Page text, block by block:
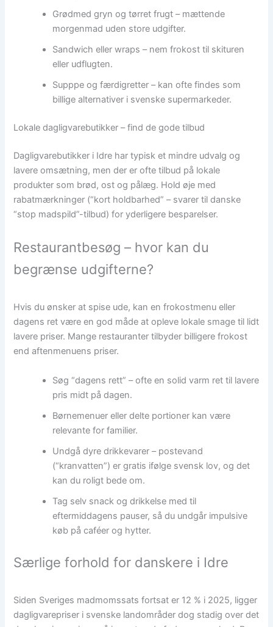
Grødmed gryn og tørret frugt – mættende
morgenmad uden store udgifter.
Sandwich eller wraps – nem frokost til skituren
eller udflugten.
Supppe og færdigretter – kan ofte findes som
billige alternativer i svenske supermarkeder.
Lokale dagligvarebutikker – find de gode tilbud
Dagligvarebutikker i Idre har typisk et mindre udvalg og
lavere omsætning, men der er ofte tilbud på lokale
produkter som brød, ost og pålæg. Hold øje med
rabatmærkninger (“kort holdbarhed” – svarer til danske
“stop madspild”-tilbud) for yderligere besparelser.
Restaurantbesøg – hvor kan du
begrænse udgifterne?
Hvis du ønsker at spise ude, kan en frokostmenu eller
dagens ret være en god måde at opleve lokale smage til lidt
lavere priser. Mange restauranter tilbyder billigere frokost
end aftenmenuens priser.
Søg “dagens rett” – ofte en solid varm ret til lavere
pris midt på dagen.
Børnemenuer eller delte portioner kan være
relevante for familier.
Undgå dyre drikkevarer – postevand
(“kranvatten”) er gratis ifølge svensk lov, og det
kan du roligt bede om.
Tag selv snack og drikkelse med til
eftermiddagens pauser, så du undgår impulsive
køb på caféer og hytter.
Særlige forhold for danskere i Idre
Siden Sveriges madmomssats fortsat er 12 % i 2025, ligger
dagligvarepriser i svenske landområder dog stadig over det